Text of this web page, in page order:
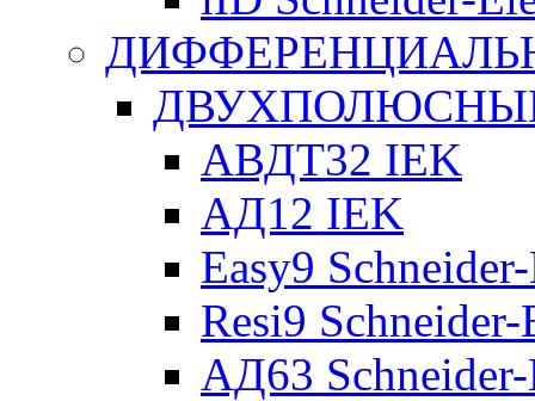
АВДТ32 IEK
АД12 IEK
Easy9
Resi9
АД63